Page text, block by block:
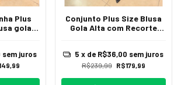
Plus
gola
sem juros
Conjunto Plus Size Blusa
Gola Alta com Recorte
R$239,99 R$179,99
5 x de R$36,00 sem juros